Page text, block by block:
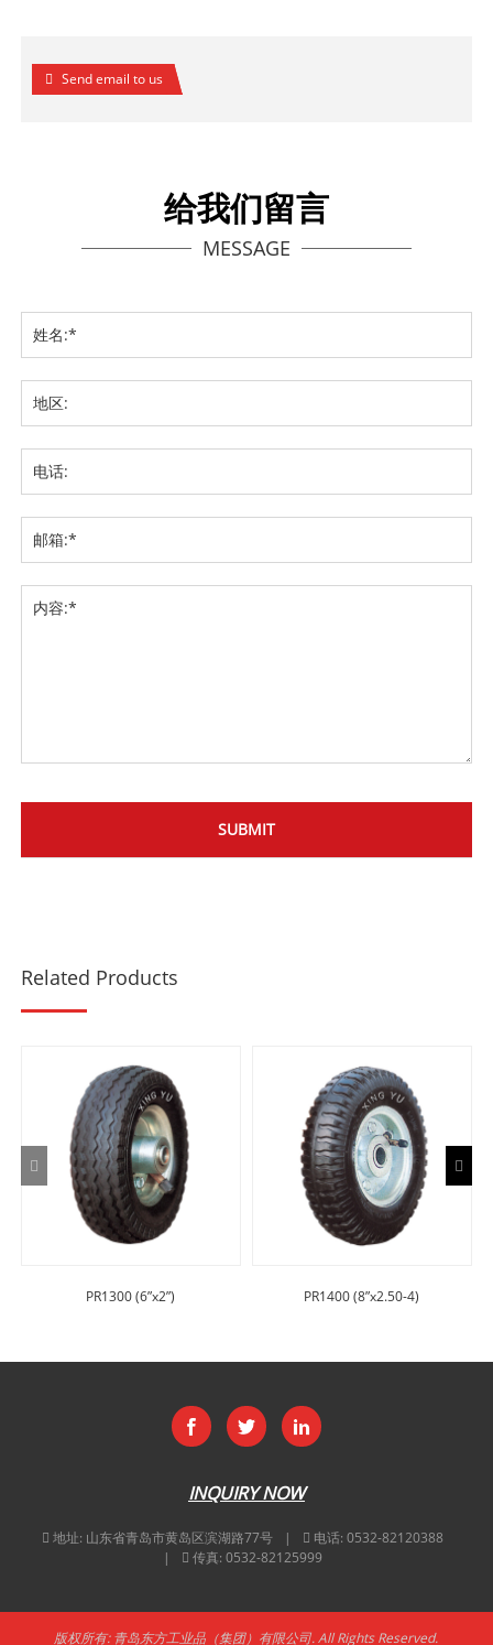
Send email to us
给我们留言
MESSAGE
Related Products
PR1300 (6”x2”) PR1400 (8”x2.50-4)
INQUIRY NOW
地址: 山东省青岛市黄岛区滨湖路77号 电话: 0532-82120388
传真: 0532-82125999
版权所有: 青岛东方工业品（集团）有限公司. All Rights Reserved.